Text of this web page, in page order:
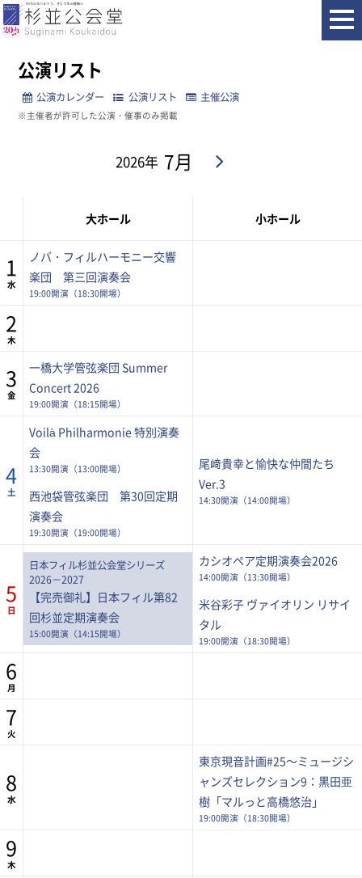
ホーム 公演カレンダー
公演リスト
公演カレンダー 公演リスト 主催公演
※主催者が許可した公演・催事のみ掲載
2026年 7月
大ホール 小ホール
1
水
ノバ・フィルハーモニー交響
楽団 第三回演奏会
19:00開演（18:30開場）
2
木
3
金
一橋大学管弦楽団 Summer
Concert 2026
19:00開演（18:15開場）
4
土
Voilà Philharmonie 特別演奏
会
13:30開演（13:00開場）
西池袋管弦楽団 第30回定期
演奏会
19:30開演（19:00開場）
尾﨑貴幸と愉快な仲間たち
Ver.3
14:30開演（14:00開場）
5
日
日本フィル杉並公会堂シリーズ
2026－2027
【完売御礼】日本フィル第82
回杉並定期演奏会
15:00開演（14:15開場）
カシオペア定期演奏会2026
14:00開演（13:30開場）
米谷彩子 ヴァイオリン リサイ
タル
19:00開演（18:30開場）
6
月
7
火
8
水
東京現音計画#25～ミュージシ
ャンズセレクション9：黒田亜
樹「マルっと高橋悠治」
19:00開演（18:30開場）
9
木